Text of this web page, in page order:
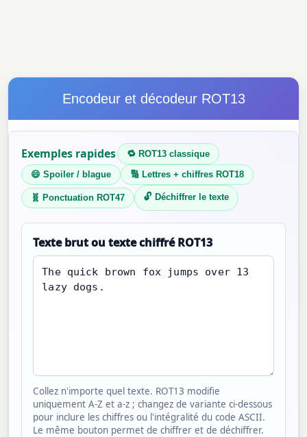
Encodeur et décodeur ROT13
Exemples rapides 🔁 ROT13 classique
😄 Spoiler / blague 🔢 Lettres + chiffres ROT18
🧬 Ponctuation ROT47 🔓 Déchiffrer le texte
Texte brut ou texte chiffré ROT13
Collez n'importe quel texte. ROT13 modifie
uniquement A-Z et a-z ; changez de variante ci-dessous
pour inclure les chiffres ou l'intégralité du code ASCII.
Le même bouton permet de chiffrer et de déchiffrer.